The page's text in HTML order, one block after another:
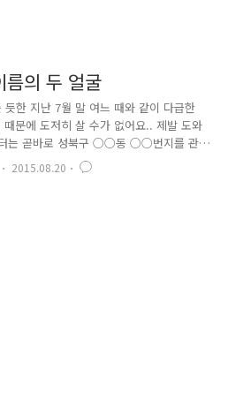
름의 두 얼굴
한 지난 7월 말 여느 때와 같이 다급한
문에 도저히 살 수가 없어요.. 제발 도와
터는 곧바로 성북구 ○○동 ○○번지를 관
령을 내립니다. 그리고 신고를 접수한 장
사건 현장에 출동합니다. 신고 가정은 가
2015.08.20